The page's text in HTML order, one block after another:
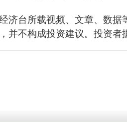
济台所载视频、文章、数据
并不构成投资建议。投资者